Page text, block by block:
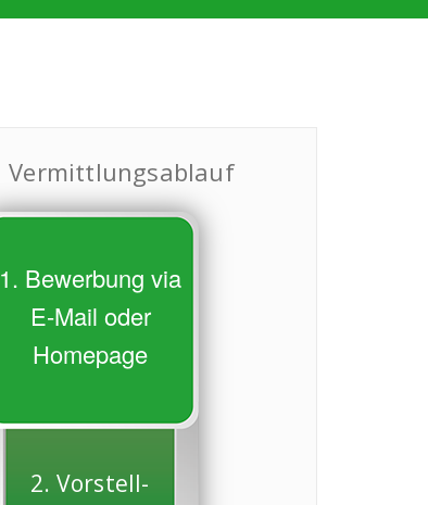
Vermittlungsablauf
1. Bewerbung via
E-Mail oder
Homepage
2. Vorstell-